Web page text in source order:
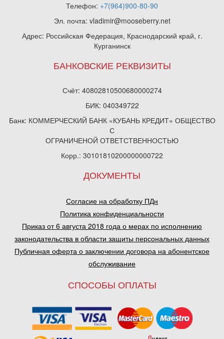
Телефон: +7(964)900-80-90
Эл. почта: vladimir@mooseberry.net
Адрес: Российская Федерация, Краснодарский край, г.
Курганинск
БАНКОВСКИЕ РЕКВИЗИТЫ
Счёт: 40802810500680000274
БИК: 040349722
Банк: КОММЕРЧЕСКИЙ БАНК «КУБАНЬ КРЕДИТ» ОБЩЕСТВО
С
ОГРАНИЧЕНОЙ ОТВЕТСТВЕННОСТЬЮ
Корр.: 30101810200000000722
ДОКУМЕНТЫ
Согласие на обработку ПДн
Политика конфиденциальности
Приказ от 6 августа 2018 года о мерах по исполнению
законодательства в области защиты персональных данных
Публичная оферта о заключении договора на абонентское
обслуживание
СПОСОБЫ ОПЛАТЫ